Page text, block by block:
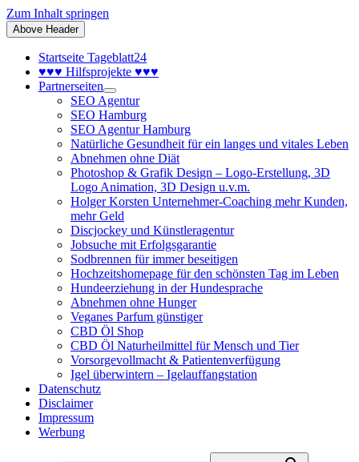
Zum Inhalt springen
Above Header
Startseite Tageblatt24
♥♥♥ Hilfsprojekte ♥♥♥
Partnerseiten
SEO Agentur
SEO Hamburg
SEO Agentur Hamburg
Natürliche Gesundheit für ein langes und vitales Leben
Abnehmen ohne Diät
Photoshop & Grafik Design – Logo-Erstellung, 3D
Logo Animation, 3D Design u.v.m.
Holger Korsten Unternehmer-Coaching mehr Kunden,
mehr Geld
Discjockey und Künstleragentur
Jobsuche mit Erfolgsgarantie
Sodbrennen für immer beseitigen
Hochzeitshomepage für den schönsten Tag im Leben
Hundeerziehung in der Hundesprache
Abnehmen ohne Hunger
Veganes Parfum günstiger
CBD Öl Shop
CBD Öl Naturheilmittel für Mensch und Tier
Vorsorgevollmacht & Patientenverfügung
Igel überwintern – Igelauffangstation
Datenschutz
Disclaimer
Impressum
Werbung